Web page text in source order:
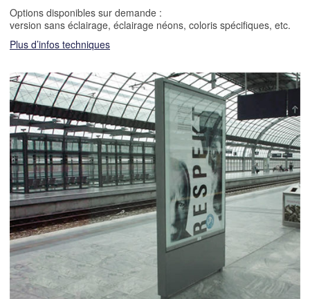
Options disponibles sur demande :
version sans éclairage, éclairage néons, coloris spécifiques, etc.
Plus d’infos techniques